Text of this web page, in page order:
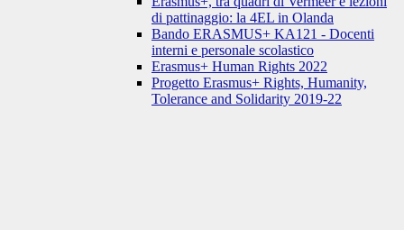
di pattinaggio: la 4EL in Olanda
Bando ERASMUS+ KA121 - Docenti
interni e personale scolastico
Erasmus+ Human Rights 2022
Progetto Erasmus+ Rights, Humanity,
Tolerance and Solidarity 2019-22